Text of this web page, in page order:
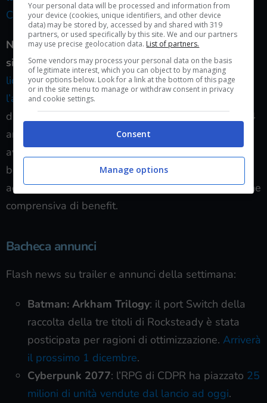
Canada
Non che all’interno della stessa Bioware la
situazione sia più rosea, anzi:7 dei 50 dipendenti
licenziati lo scorso agostoorahanno denunciato
l’azienda per condizioni di liquidazione ingiuste. I
dipendenti in oggetti hanno uno storico medio di 14
anni di servizio in azienda, e a loro dire avrebbero
avuto diritto a trattamenti di fine rapporto di entità
ben superiore rispetto a quelli che hanno dovuto
accettare. Richiedono quindi un equa compensazione
comprensiva di benefit.
Bacheca annunci
Flash news su trailer e annunci della settimana:
Batman: Arkham Trilogy: il port Switch della
raccolta della tre titoli di Rocksteady è stata
posticipata per ragioni di ottimizzazione. Arriverà
il prossimo 1 dicembre.
Cyberpunk 2077: l’RPG di CDPR ha piazzato 25
milioni di unità vendute dal lancio ad oggi.
Your personal data will be processed and information from
your device (cookies, unique identifiers, and other device
data) may be stored by, accessed by and shared with 319
partners, or used specifically by this site. We and our partners
may use precise geolocation data. List of partners.
Some vendors may process your personal data on the basis
of legitimate interest, which you can object to by managing
your options below. Look for a link at the bottom of this page
or in the site menu to manage or withdraw consent in privacy
and cookie settings.
Consent
Manage options